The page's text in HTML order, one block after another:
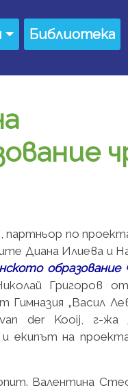
Библиотека
по
Диана Илиева и
образование
Григоров
„Васил
der Kooij, г-жа
екипът на
Валентина